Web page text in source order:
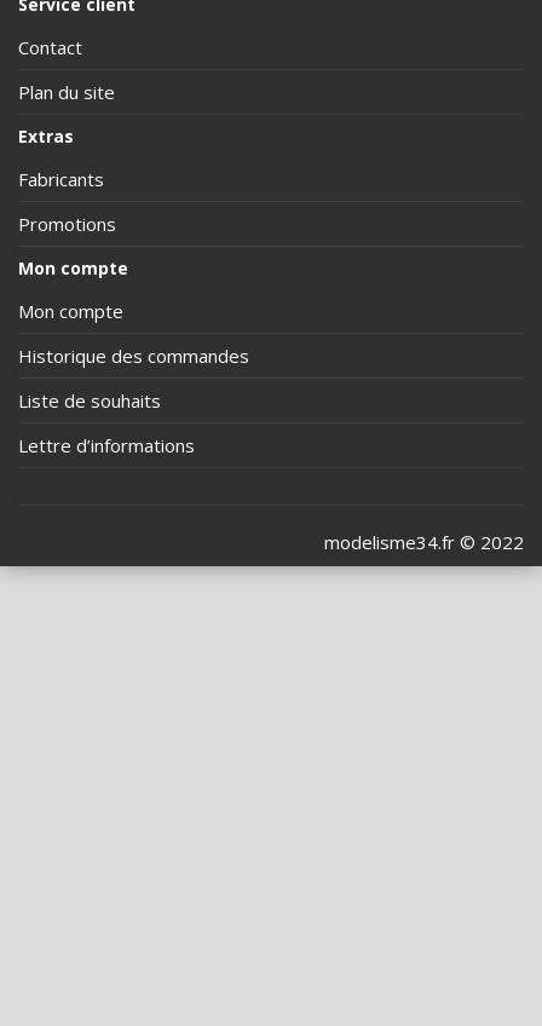
Contact
Plan du site
Extras
Fabricants
Promotions
Mon compte
Mon compte
Historique des commandes
Liste de souhaits
Lettre d’informations
modelisme34.fr © 2022